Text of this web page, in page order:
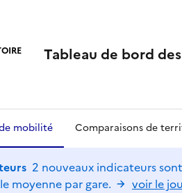
Tableau de bord
mobilité Comparaisons de
2 nouveaux indicateurs
moyenne par gare.
voir le